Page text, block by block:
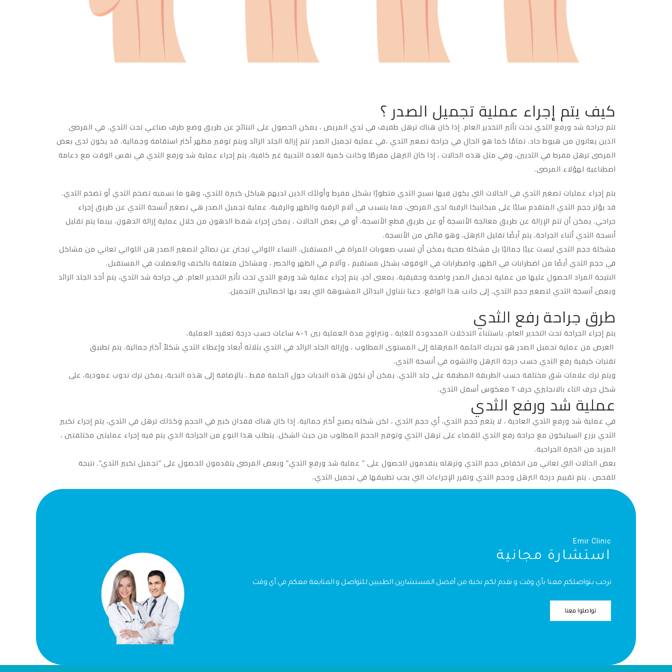
كيف يتم إجراء عملية تجميل الصدر ؟
تتم جراحة شد ورفع الثدي تحت تأثير التخدير العام. إذا كان هناك ترهل طفيف في ثدي المريض ، يمكن الحصول على النتائج عن طريق وضع طرف صناعي تحت الثدي. في المرضى
الذين يعانون من هبوط حاد. تمامًا كما هو الحال في جراحة تصغير الثدي ،في عملية تجميل الصدر تتم إزالة الجلد الزائد ويتم توفير مظهر أكثر استقامة وجمالية. قد يكون لدى بعض
المرضى ترهل مفرط في الثديين، وفي مثل هذه الحالات ، إذا كان الترهل مفرطًا وكانت كمية الغدة الثديية غير كافية، يتم إجراء عملية شد ورفع الثدي في نفس الوقت مع دعامة
اصطناعية لهؤلاء المرضى.
يتم إجراء عمليات تصغير الثدي في الحالات التي يكون فيها نسيج الثدي متطورًا بشكل مفرط وأولئك الذين لديهم هياكل كبيرة للثدي، وهو ما نسميه تضخم الثدي أو تضخم الثدي.
قد يؤثر حجم الثدي المتقدم سلبًا على ميكانيكا الرقبة لدى المرضى، مما يتسبب في آلام الرقبة والظهر والرقبة. عملية تجميل الصدر هي تصغير أنسجة الثدي عن طريق إجراء
جراحي. يمكن أن تتم الإزالة عن طريق معالجة الأنسجة أو عن طريق قطع الأنسجة، أو في بعض الحالات ، يمكن إجراء شفط الدهون من خلال عملية إزالة الدهون. بينما يتم تقليل
أنسجة الثدي أثناء الجراحة، يتم أيضًا تقليل الترهل، وهو فائض من الأنسجة.
مشكلة حجم الثدي ليست عيبًا جماليًا بل مشكلة صحية يمكن أن تسبب صعوبات للمراة في المستقبل. النساء اللواتي تبحثن عن نصائح لتصغير الصدر هن اللواتي تعاني من مشاكل
في حجم الثدي أيضًا من اضطرابات في الظهر، واضطرابات في الوقوف بشكل مستقيم ، وآلام في الظهر والخصر ، ومشاكل متعلقة بالكتف والعضلات في المستقبل.
النتيجة المراد الحصول عليها من عملية تجميل الصدر واضحة وحقيقية. بمعنى آخر، يتم إجراء عملية شد ورفع الثدي تحت تأثير التخدير العام. في جراحة شد الثدي، يتم أخذ الجلد الزائد
وبعض أنسجة الثدي لتصغير حجم الثدي. إلى جانب هذا الواقع. دعنا نتناول البدائل المشبوهة التي يعد بها اخصائيين التجميل.
طرق جراحة رفع الثدي
يتم إجراء الجراحة تحت التخدير العام، باستثناء التدخلات المحدودة للغاية ، وتتراوح مدة العملية بين 1-4 ساعات حسب درجة تعقيد العملية.
الغرض من عملية تجميل الصدر هو تحريك الحلمة المترهلة إلى المستوى المطلوب ، وإزالة الجلد الزائد في الثدي بثلاثة أبعاد وإعطاء الثدي شكلاً أكثر جمالية. يتم تطبيق
تقنيات كيفية رفع الثدي حسب درجة الترهل والتشوه في أنسجة الثدي.
ويتم ترك علامات شق مختلفة حسب الطريقة المطبقة على جلد الثدي. يمكن أن تكون هذه الندبات حول الحلمة فقط ، بالإضافة إلى هذه الندبة، يمكن ترك ندوب عمودية، على
شكل حرف التاء بالانجليزي حرف T معكوس أسفل الثدي.
عملية شد ورفع الثدي
في عملية شد ورفع الثدي العادية ، لا يتغير حجم الثدي، أي حجم الثدي ، لكن شكله يصبح أكثر جمالية. إذا كان هناك فقدان كبير في الحجم وكذلك ترهل في الثدي، يتم إجراء تكبير
الثدي بزرع السيليكون مع جراحة رفع الثدي للقضاء على ترهل الثدي وتوفير الحجم المطلوب من حيث الشكل. يتطلب هذا النوع من الجراحة الذي يتم فيه إجراء عمليتين مختلفتين ،
المزيد من الخبرة الجراحية.
بعض الحالات التي تعاني من انخفاض حجم الثدي وترهله يتقدمون للحصول على ” عملية شد ورفع الثدي” وبعض المرضى يتقدمون للحصول على “تجميل تكبير الثدي”. نتيجة
للفحص ، يتم تقييم درجة الترهل وحجم الثدي وتقرر الإجراءات التي يجب تطبيقها في تجميل الثدي.
Emir Clinic
استشارة مجانية
نرحب بتواصلكم معنا بأي وقت و نقدم لكم نخبة من أفضل المستشارين الطبيين للتواصل و المتابعة معكم في أي وقت
تواصلوا معنا